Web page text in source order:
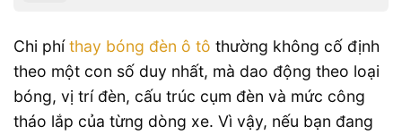
Chi phíthay bóng đèn ô tô thường không cố định
theo một con số duy nhất, mà dao động theo loại
bóng, vị trí đèn, cấu trúc cụm đèn và mức công
tháo lắp của từng dòng xe. Vì vậy, nếu bạn đang